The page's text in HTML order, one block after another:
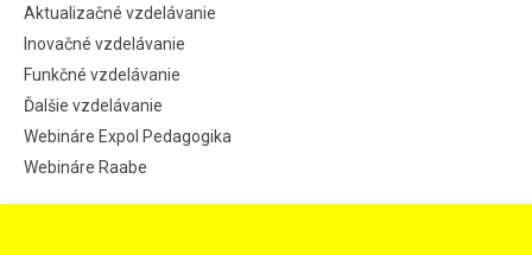
Aktualizačné vzdelávanie
Inovačné vzdelávanie
Funkčné vzdelávanie
Ďalšie vzdelávanie
Webináre Expol Pedagogika
Webináre Raabe